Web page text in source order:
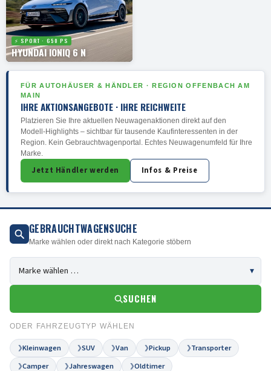
⚡ SPORT · 650 PS
HYUNDAI IONIQ 6 N
FÜR AUTOHÄUSER & HÄNDLER · REGION OFFENBACH AM
MAIN
IHRE AKTIONSANGEBOTE · IHRE REICHWEITE
Platzieren Sie Ihre aktuellen Neuwagenaktionen direkt auf den
Modell-Highlights – sichtbar für tausende Kaufinteressenten in der
Region. Kein Gebrauchtwagenportal. Echtes Neuwagenumfeld für Ihre
Marke.
Jetzt Händler werden Infos & Preise
GEBRAUCHTWAGENSUCHE
Marke wählen oder direkt nach Kategorie stöbern
SUCHEN
ODER FAHRZEUGTYP WÄHLEN
❯Kleinwagen ❯SUV ❯Van ❯Pickup ❯Transporter
❯Camper ❯Jahreswagen ❯Oldtimer